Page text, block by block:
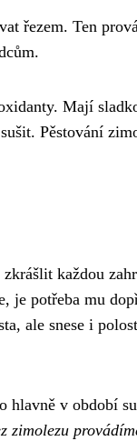
řezem. Ten
Mají
Pěstování
každou
je potřeba mu
ale snese i
hlavně v období
zimolezu